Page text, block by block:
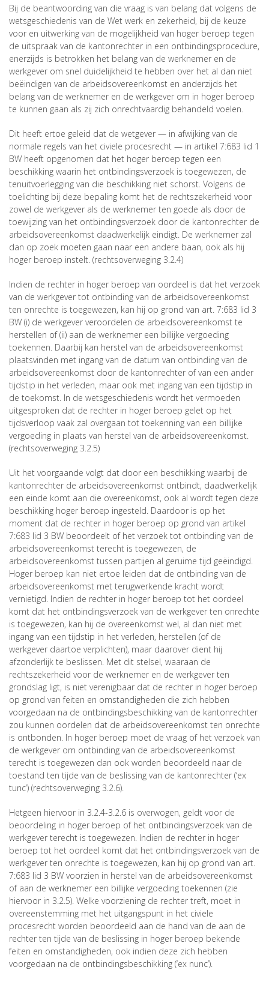
Bij de beantwoording van die vraag is van belang dat volgens de
wetsgeschiedenis van de Wet werk en zekerheid, bij de keuze
voor en uitwerking van de mogelijkheid van hoger beroep tegen
de uitspraak van de kantonrechter in een ontbindingsprocedure,
enerzijds is betrokken het belang van de werknemer en de
werkgever om snel duidelijkheid te hebben over het al dan niet
beëindigen van de arbeidsovereenkomst en anderzijds het
belang van de werknemer en de werkgever om in hoger beroep
te kunnen gaan als zij zich onrechtvaardig behandeld voelen.
Dit heeft ertoe geleid dat de wetgever — in afwijking van de
normale regels van het civiele procesrecht — in artikel 7:683 lid 1
BW heeft opgenomen dat het hoger beroep tegen een
beschikking waarin het ontbindingsverzoek is toegewezen, de
tenuitvoerlegging van die beschikking niet schorst. Volgens de
toelichting bij deze bepaling komt het de rechtszekerheid voor
zowel de werkgever als de werknemer ten goede als door de
toewijzing van het ontbindingsverzoek door de kantonrechter de
arbeidsovereenkomst daadwerkelijk eindigt. De werknemer zal
dan op zoek moeten gaan naar een andere baan, ook als hij
hoger beroep instelt. (rechtsoverweging 3.2.4)
Indien de rechter in hoger beroep van oordeel is dat het verzoek
van de werkgever tot ontbinding van de arbeidsovereenkomst
ten onrechte is toegewezen, kan hij op grond van art. 7:683 lid 3
BW (i) de werkgever veroordelen de arbeidsovereenkomst te
herstellen of (ii) aan de werknemer een billijke vergoeding
toekennen. Daarbij kan herstel van de arbeidsovereenkomst
plaatsvinden met ingang van de datum van ontbinding van de
arbeidsovereenkomst door de kantonrechter of van een ander
tijdstip in het verleden, maar ook met ingang van een tijdstip in
de toekomst. In de wetsgeschiedenis wordt het vermoeden
uitgesproken dat de rechter in hoger beroep gelet op het
tijdsverloop vaak zal overgaan tot toekenning van een billijke
vergoeding in plaats van herstel van de arbeidsovereenkomst.
(rechtsoverweging 3.2.5)
Uit het voorgaande volgt dat door een beschikking waarbij de
kantonrechter de arbeidsovereenkomst ontbindt, daadwerkelijk
een einde komt aan die overeenkomst, ook al wordt tegen deze
beschikking hoger beroep ingesteld. Daardoor is op het
moment dat de rechter in hoger beroep op grond van artikel
7:683 lid 3 BW beoordeelt of het verzoek tot ontbinding van de
arbeidsovereenkomst terecht is toegewezen, de
arbeidsovereenkomst tussen partijen al geruime tijd geëindigd.
Hoger beroep kan niet ertoe leiden dat de ontbinding van de
arbeidsovereenkomst met terugwerkende kracht wordt
vernietigd. Indien de rechter in hoger beroep tot het oordeel
komt dat het ontbindingsverzoek van de werkgever ten onrechte
is toegewezen, kan hij de overeenkomst wel, al dan niet met
ingang van een tijdstip in het verleden, herstellen (of de
werkgever daartoe verplichten), maar daarover dient hij
afzonderlijk te beslissen. Met dit stelsel, waaraan de
rechtszekerheid voor de werknemer en de werkgever ten
grondslag ligt, is niet verenigbaar dat de rechter in hoger beroep
op grond van feiten en omstandigheden die zich hebben
voorgedaan na de ontbindingsbeschikking van de kantonrechter
zou kunnen oordelen dat de arbeidsovereenkomst ten onrechte
is ontbonden. In hoger beroep moet de vraag of het verzoek van
de werkgever om ontbinding van de arbeidsovereenkomst
terecht is toegewezen dan ook worden beoordeeld naar de
toestand ten tijde van de beslissing van de kantonrechter (‘ex
tunc’) (rechtsoverweging 3.2.6).
Hetgeen hiervoor in 3.2.4-3.2.6 is overwogen, geldt voor de
beoordeling in hoger beroep of het ontbindingsverzoek van de
werkgever terecht is toegewezen. Indien de rechter in hoger
beroep tot het oordeel komt dat het ontbindingsverzoek van de
werkgever ten onrechte is toegewezen, kan hij op grond van art.
7:683 lid 3 BW voorzien in herstel van de arbeidsovereenkomst
of aan de werknemer een billijke vergoeding toekennen (zie
hiervoor in 3.2.5). Welke voorziening de rechter treft, moet in
overeenstemming met het uitgangspunt in het civiele
procesrecht worden beoordeeld aan de hand van de aan de
rechter ten tijde van de beslissing in hoger beroep bekende
feiten en omstandigheden, ook indien deze zich hebben
voorgedaan na de ontbindingsbeschikking (‘ex nunc’).